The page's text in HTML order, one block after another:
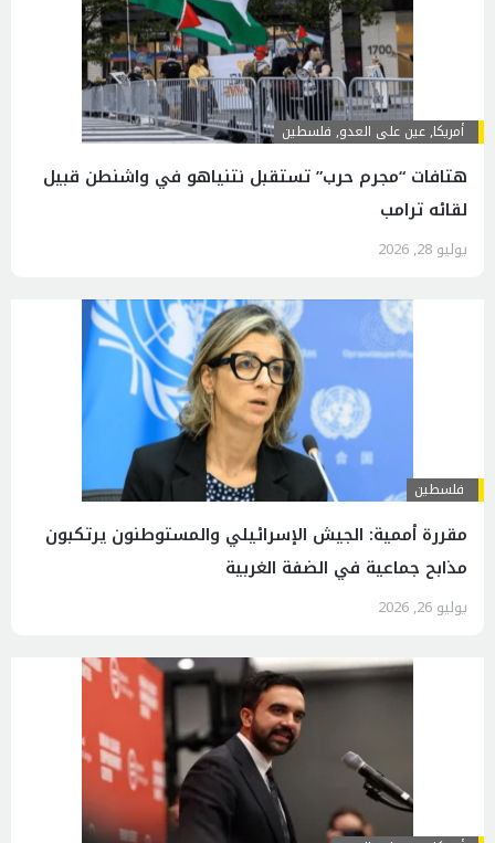
أمريكا,عين على العدو, فلسطين
هتافات “مجرم حرب” تستقبل نتنياهو في واشنطن قبيل
لقائه ترامب
يوليو 28, 2026
فلسطين
مقررة أممية: الجيش الإسرائيلي والمستوطنون يرتكبون
مذابح جماعية في الضفة الغربية
يوليو 26, 2026